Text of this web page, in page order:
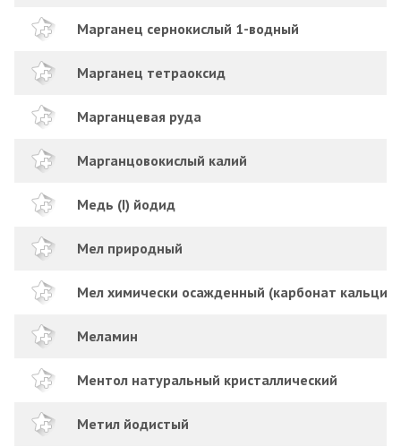
Марганец сернокислый 1-водный
Марганец тетраоксид
Марганцевая руда
Марганцовокислый калий
Медь (I) йодид
Мел природный
Мел химически осажденный (карбонат кальция)
Меламин
Ментол натуральный кристаллический
Метил йодистый